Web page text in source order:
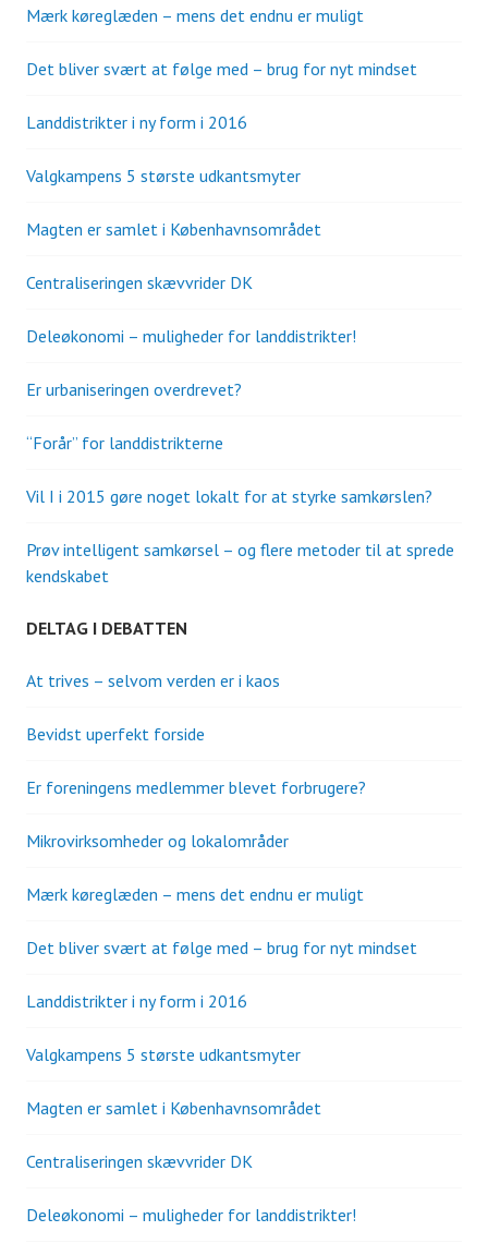
Mærk køreglæden – mens det endnu er muligt
Det bliver svært at følge med – brug for nyt mindset
Landdistrikter i ny form i 2016
Valgkampens 5 største udkantsmyter
Magten er samlet i Københavnsområdet
Centraliseringen skævvrider DK
Deleøkonomi – muligheder for landdistrikter!
Er urbaniseringen overdrevet?
“Forår” for landdistrikterne
Vil I i 2015 gøre noget lokalt for at styrke samkørslen?
Prøv intelligent samkørsel – og flere metoder til at sprede
kendskabet
DELTAG I DEBATTEN
At trives – selvom verden er i kaos
Bevidst uperfekt forside
Er foreningens medlemmer blevet forbrugere?
Mikrovirksomheder og lokalområder
Mærk køreglæden – mens det endnu er muligt
Det bliver svært at følge med – brug for nyt mindset
Landdistrikter i ny form i 2016
Valgkampens 5 største udkantsmyter
Magten er samlet i Københavnsområdet
Centraliseringen skævvrider DK
Deleøkonomi – muligheder for landdistrikter!